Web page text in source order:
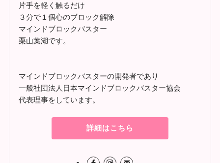
片手を軽く触るだけ
３分で１個心のブロック解除
マインドブロックバスター
栗山葉湖です。
マインドブロックバスターの開発者であり
一般社団法人日本マインドブロックバスター協会
代表理事をしています。
詳細はこちら